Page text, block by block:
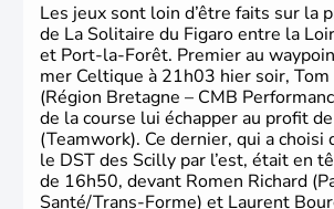
Les jeux sont loin d’être faits sur la
de La Solitaire du Figaro entre la
et Port-la-Forêt. Premier au
mer Celtique à 21h03 hier soir, Tom
(Région Bretagne – CMB
de la course lui échapper au profit
(Teamwork). Ce dernier, qui a choisi
le DST des Scilly par l’est, était en
de 16h50, devant Romen Richard
Santé/Trans-Forme) et Laurent